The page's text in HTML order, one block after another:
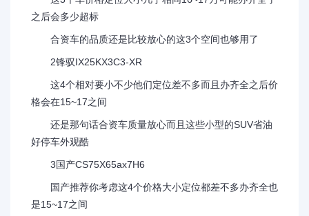
之后会多少超标
合资车的品质还是比较放心的这3个空间也够用了
2锋驭IX25KX3C3-XR
这4个相对要小不少他们定位差不多而且办齐全之后价
格会在15~17之间
还是那句话合资车质量放心而且这些小型的SUV省油
好停车外观酷
3国产CS75X65ax7H6
国产推荐你考虑这4个价格大小定位都差不多办齐全也
是15~17之间